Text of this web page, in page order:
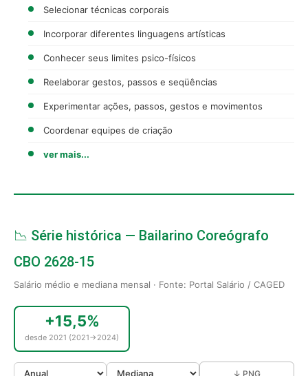
Selecionar técnicas corporais
Incorporar diferentes linguagens artísticas
Conhecer seus limites psico-físicos
Reelaborar gestos, passos e seqüências
Experimentar ações, passos, gestos e movimentos
Coordenar equipes de criação
ver mais...
📉 Série histórica — Bailarino Coreógrafo
CBO 2628-15
Salário médio e mediana mensal · Fonte: Portal Salário / CAGED
+15,5%
desde 2021 (2021→2024)
↓ PNG